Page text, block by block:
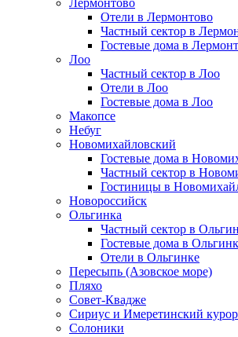
Лермонтово
Отели в Лермонтово
Частный сектор в
Гостевые дома в
Лоо
Частный сектор в Лоо
Отели в Лоо
Гостевые дома в Лоо
Макопсе
Небуг
Новомихайловский
Гостевые дома в
Частный сектор в
Гостиницы в
Новороссийск
Ольгинка
Частный сектор в
Гостевые дома в
Отели в Ольгинке
Пересыпь (Азовское море)
Пляхо
Совет-Квадже
Сириус и Имеретинский
Солоники